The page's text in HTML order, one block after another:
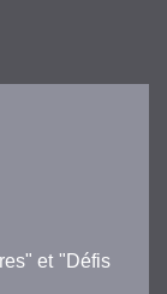
et "Défis